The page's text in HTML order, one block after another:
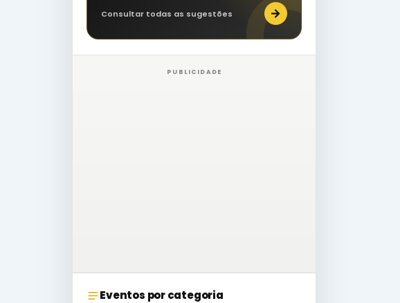
Consultar todas as sugestões →
PUBLICIDADE
Eventos por categoria